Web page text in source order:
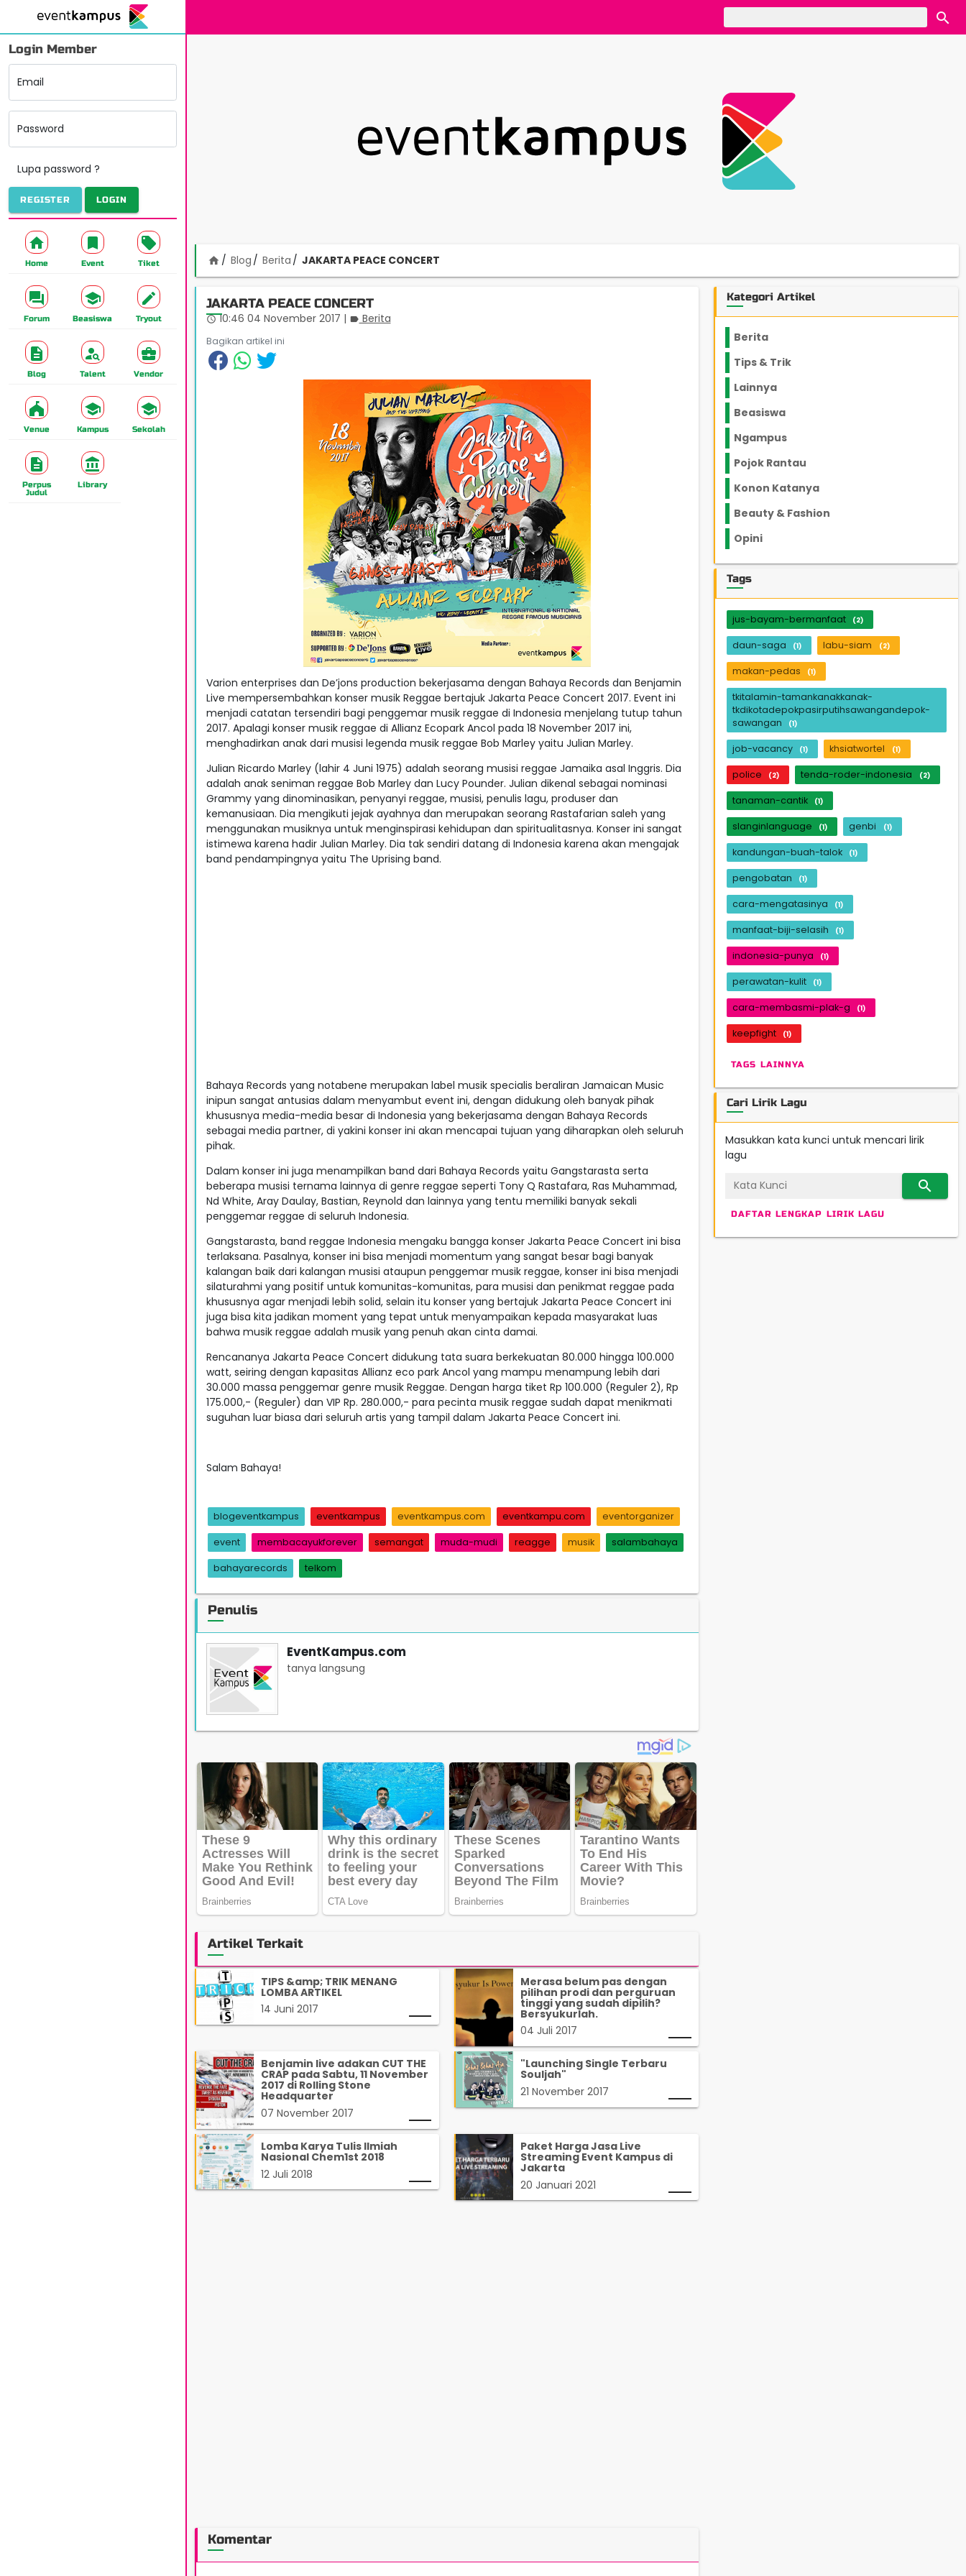
Login Member
Email
Password
Lupa password ?
REGISTER LOGIN
Home Event Tiket
Forum Beasiswa Tryout
Blog Talent Vendor
Venue Kampus Sekolah
Perpus
Judul
Library
home Blog Berita JAKARTA PEACE CONCERT
JAKARTA PEACE CONCERT
access_time 10:46 04 November 2017 | label Berita
Bagikan artikel ini
Varion enterprises dan De’jons production bekerjasama dengan Bahaya Records dan Benjamin
Live mempersembahkan konser musik Reggae bertajuk Jakarta Peace Concert 2017. Event ini
menjadi catatan tersendiri bagi penggemar musik reggae di Indonesia menjelang tutup tahun
2017. Apalagi konser musik reggae di Allianz Ecopark Ancol pada 18 November 2017 ini,
menghadirkan anak dari musisi legenda musik reggae Bob Marley yaitu Julian Marley.
Julian Ricardo Marley (lahir 4 Juni 1975) adalah seorang musisi reggae Jamaika asal Inggris. Dia
adalah anak seniman reggae Bob Marley dan Lucy Pounder. Julian dikenal sebagai nominasi
Grammy yang dinominasikan, penyanyi reggae, musisi, penulis lagu, produser dan
kemanusiaan. Dia mengikuti jejak ayahnya dan merupakan seorang Rastafarian saleh yang
menggunakan musiknya untuk menginspirasi kehidupan dan spiritualitasnya. Konser ini sangat
istimewa karena hadir Julian Marley. Dia tak sendiri datang di Indonesia karena akan mengajak
band pendampingnya yaitu The Uprising band.
Bahaya Records yang notabene merupakan label musik specialis beraliran Jamaican Music
inipun sangat antusias dalam menyambut event ini, dengan didukung oleh banyak pihak
khususnya media-media besar di Indonesia yang bekerjasama dengan Bahaya Records
sebagai media partner, di yakini konser ini akan mencapai tujuan yang diharapkan oleh seluruh
pihak.
Dalam konser ini juga menampilkan band dari Bahaya Records yaitu Gangstarasta serta
beberapa musisi ternama lainnya di genre reggae seperti Tony Q Rastafara, Ras Muhammad,
Nd White, Aray Daulay, Bastian, Reynold dan lainnya yang tentu memiliki banyak sekali
penggemar reggae di seluruh Indonesia.
Gangstarasta, band reggae Indonesia mengaku bangga konser Jakarta Peace Concert ini bisa
terlaksana. Pasalnya, konser ini bisa menjadi momentum yang sangat besar bagi banyak
kalangan baik dari kalangan musisi ataupun penggemar musik reggae, konser ini bisa menjadi
silaturahmi yang positif untuk komunitas-komunitas, para musisi dan penikmat reggae pada
khususnya agar menjadi lebih solid, selain itu konser yang bertajuk Jakarta Peace Concert ini
juga bisa kita jadikan moment yang tepat untuk menyampaikan kepada masyarakat luas
bahwa musik reggae adalah musik yang penuh akan cinta damai.
Rencananya Jakarta Peace Concert didukung tata suara berkekuatan 80.000 hingga 100.000
watt, seiring dengan kapasitas Allianz eco park Ancol yang mampu menampung lebih dari
30.000 massa penggemar genre musik Reggae. Dengan harga tiket Rp 100.000 (Reguler 2), Rp
175.000,- (Reguler) dan VIP Rp. 280.000,- para pecinta musik reggae sudah dapat menikmati
suguhan luar biasa dari seluruh artis yang tampil dalam Jakarta Peace Concert ini.
Salam Bahaya!
blogeventkampus eventkampus eventkampus.com eventkampu.com eventorganizer
event membacayukforever semangat muda-mudi reagge musik salambahaya
bahayarecords telkom
Penulis
EventKampus.com
tanya langsung
Artikel Terkait
TIPS &amp; TRIK MENANG
LOMBA ARTIKEL
14 Juni 2017
Merasa belum pas dengan
pilihan prodi dan perguruan
tinggi yang sudah dipilih?
Bersyukurlah.
04 Juli 2017
Benjamin live adakan CUT THE
CRAP pada Sabtu, 11 November
2017 di Rolling Stone
Headquarter
07 November 2017
"Launching Single Terbaru
Souljah"
21 November 2017
Lomba Karya Tulis Ilmiah
Nasional Chem1st 2018
12 Juli 2018
Paket Harga Jasa Live
Streaming Event Kampus di
Jakarta
20 Januari 2021
Komentar
Kategori Artikel
Berita
Tips & Trik
Lainnya
Beasiswa
Ngampus
Pojok Rantau
Konon Katanya
Beauty & Fashion
Opini
Tags
jus-bayam-bermanfaat (2)
daun-saga (1) labu-siam (2)
makan-pedas (1)
tkitalamin-tamankanakkanak-
tkdikotadepokpasirputihsawangandepok-
sawangan
(1)
job-vacancy (1) khsiatwortel (1)
police (2) tenda-roder-indonesia (2)
tanaman-cantik (1)
slanginlanguage (1) genbi (1)
kandungan-buah-talok (1)
pengobatan (1)
cara-mengatasinya (1)
manfaat-biji-selasih (1)
indonesia-punya (1)
perawatan-kulit (1)
cara-membasmi-plak-g (1)
keepfight (1)
TAGS LAINNYA
Cari Lirik Lagu
Masukkan kata kunci untuk mencari lirik
lagu
search
DAFTAR LENGKAP LIRIK LAGU